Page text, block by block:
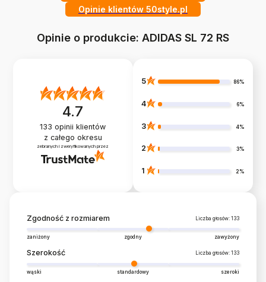
Opinie klientów 50style.pl
Opinie o produkcie: ADIDAS SL 72 RS
4.7
133 opinii klientów
z całego okresu
zebranych i zweryfikowanych przez
5 86%
4 6%
3 4%
2 3%
1 2%
Zgodność z rozmiarem Liczba głosów: 133
zaniżony zgodny zawyżony
Szerokość Liczba głosów: 133
wąski standardowy szeroki